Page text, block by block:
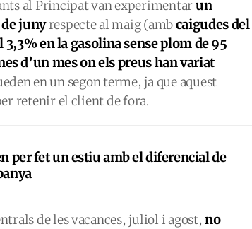
al Principat van experimentarun
junyrespecte al maig (ambcaigudes del
en la gasolina sense plom de 95
d’un mes on els preus han variat
en un segon terme, ja que aquest
retenir el client de fora.
per fet un estiu amb el diferencial de
de les vacances, juliol i agost,no